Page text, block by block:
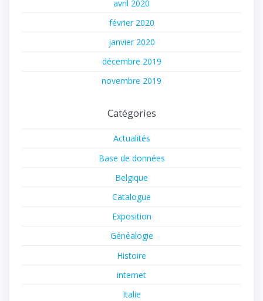
avril 2020
février 2020
janvier 2020
décembre 2019
novembre 2019
Catégories
Actualités
Base de données
Belgique
Catalogue
Exposition
Généalogie
Histoire
internet
Italie